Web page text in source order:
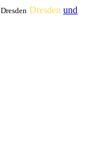
Dresden und